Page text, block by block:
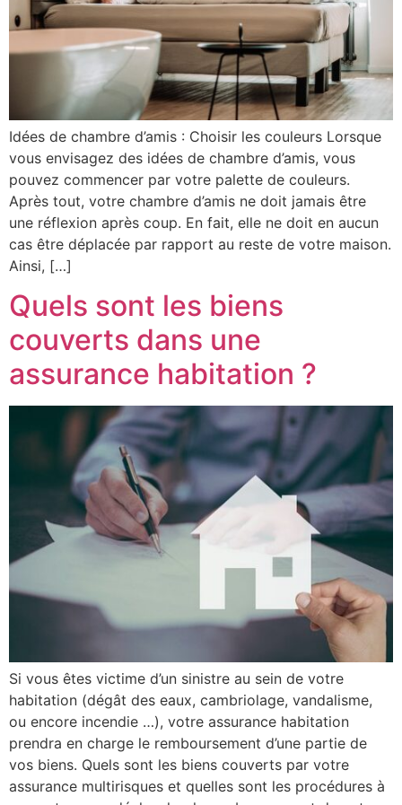
Idées de chambre d’amis : Choisir les couleurs Lorsque
vous envisagez des idées de chambre d’amis, vous
pouvez commencer par votre palette de couleurs.
Après tout, votre chambre d’amis ne doit jamais être
une réflexion après coup. En fait, elle ne doit en aucun
cas être déplacée par rapport au reste de votre maison.
Ainsi, […]
Quels sont les biens
couverts dans une
assurance habitation ?
Si vous êtes victime d’un sinistre au sein de votre
habitation (dégât des eaux, cambriolage, vandalisme,
ou encore incendie …), votre assurance habitation
prendra en charge le remboursement d’une partie de
vos biens. Quels sont les biens couverts par votre
assurance multirisques et quelles sont les procédures à